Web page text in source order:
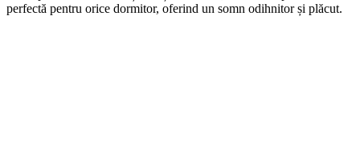
perfectă pentru orice dormitor, oferind un somn odihnitor și plăcut.